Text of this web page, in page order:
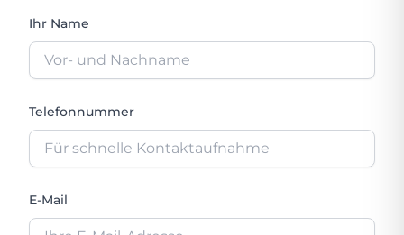
Ihr Name
Telefonnummer
E-Mail